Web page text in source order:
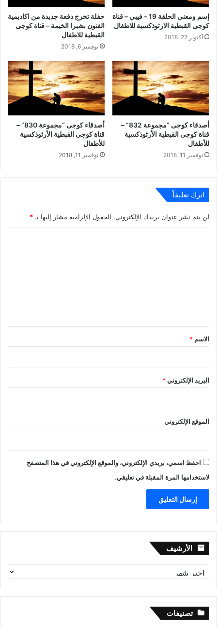
إسم ومعنى الحلقة 19 – فيبي – قناة
كوجى القبطية الارثوذكسية للاطفال
أكتوبر 22, 2018
حفلة تخرج دفعة جديدة من اكاديمية
الفنون بشبرا الخيمة – قناة كوجى
القبطية للاطفال
نوفمبر 6, 2018
أصدقاء كوجى “مجموعة 832” –
قناة كوجى القبطية الأرثوذكسية
للأطفال
نوفمبر 11, 2018
أصدقاء كوجى “مجموعة 830” –
قناة كوجى القبطية الأرثوذكسية
للأطفال
نوفمبر 11, 2018
اترك تعليقاً
لن يتم نشر عنوان بريدك الإلكتروني. الحقول الإلزامية مشار إليها بـ*
*
الاسم *
البريد الإلكتروني*
الموقع الإلكتروني
احفظ اسمي، بريدي الإلكتروني، والموقع الإلكتروني في هذا المتصفح
لاستخدامها المرة المقبلة في تعليقي.
الأرشيف الأرشيف
تصنيفات